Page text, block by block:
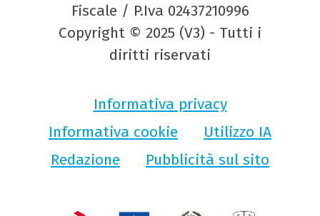
Fiscale / P.Iva 02437210996
Copyright © 2025 (V3) - Tutti i
diritti riservati
Informativa privacy
Informativa cookie
Utilizzo IA
Redazione
Pubblicità sul sito